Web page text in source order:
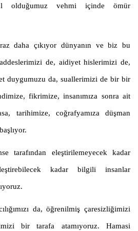
olduğumuz vehmi içinde ömür
daha çıkıyor dünyanın ve biz bu
de, aidiyet hislerimizi de,
duygumuzu da, suallerimizi de bir bir
fikrimize, insanımıza sonra ait
tarihimize, coğrafyamıza düşman
tarafından eleştirilemeyecek kadar
kadar bilgili insanlar
da, öğrenilmiş çaresizliğimizi
bir tarafa atamıyoruz. Hamasi